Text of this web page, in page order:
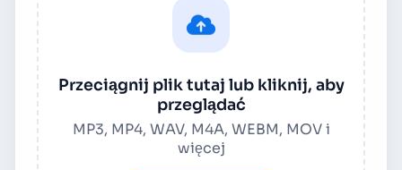
Przeciągnij plik tutaj lub kliknij, aby
przeglądać
MP3, MP4, WAV, M4A, WEBM, MOV i
więcej